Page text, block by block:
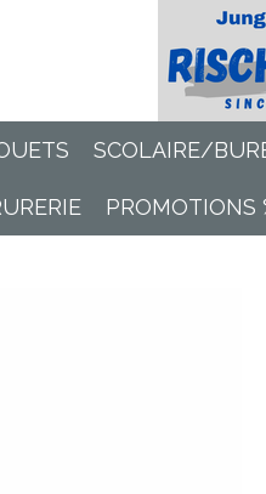
SCOLAIRE/
PROMOTIONS